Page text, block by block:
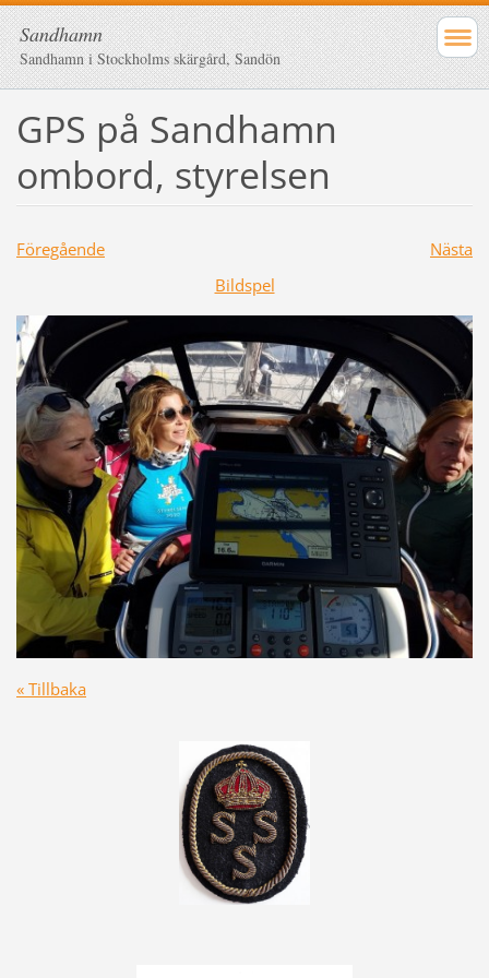
Sandhamn
Sandhamn i Stockholms skärgård, Sandön
GPS på Sandhamn
ombord, styrelsen
Föregående
Nästa
Bildspel
« Tillbaka